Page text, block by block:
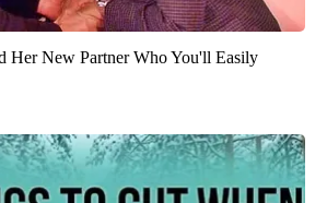
Her New Partner Who You'll Easily